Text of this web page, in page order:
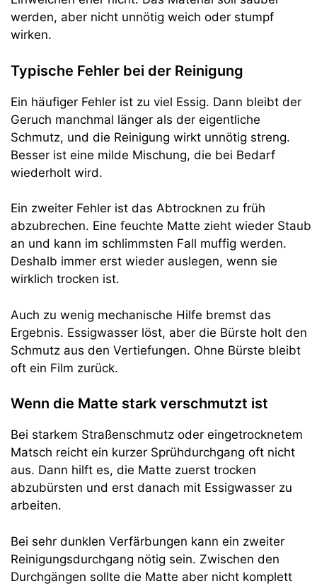
werden, aber nicht unnötig weich oder stumpf
wirken.
Typische Fehler bei der Reinigung
Ein häufiger Fehler ist zu viel Essig. Dann bleibt der
Geruch manchmal länger als der eigentliche
Schmutz, und die Reinigung wirkt unnötig streng.
Besser ist eine milde Mischung, die bei Bedarf
wiederholt wird.
Ein zweiter Fehler ist das Abtrocknen zu früh
abzubrechen. Eine feuchte Matte zieht wieder Staub
an und kann im schlimmsten Fall muffig werden.
Deshalb immer erst wieder auslegen, wenn sie
wirklich trocken ist.
Auch zu wenig mechanische Hilfe bremst das
Ergebnis. Essigwasser löst, aber die Bürste holt den
Schmutz aus den Vertiefungen. Ohne Bürste bleibt
oft ein Film zurück.
Wenn die Matte stark verschmutzt ist
Bei starkem Straßenschmutz oder eingetrocknetem
Matsch reicht ein kurzer Sprühdurchgang oft nicht
aus. Dann hilft es, die Matte zuerst trocken
abzubürsten und erst danach mit Essigwasser zu
arbeiten.
Bei sehr dunklen Verfärbungen kann ein zweiter
Reinigungsdurchgang nötig sein. Zwischen den
Durchgängen sollte die Matte aber nicht komplett